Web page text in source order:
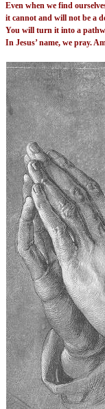
Even when we find
it cannot and will not be a
You will turn it into a
In Jesus’ name, we pray.